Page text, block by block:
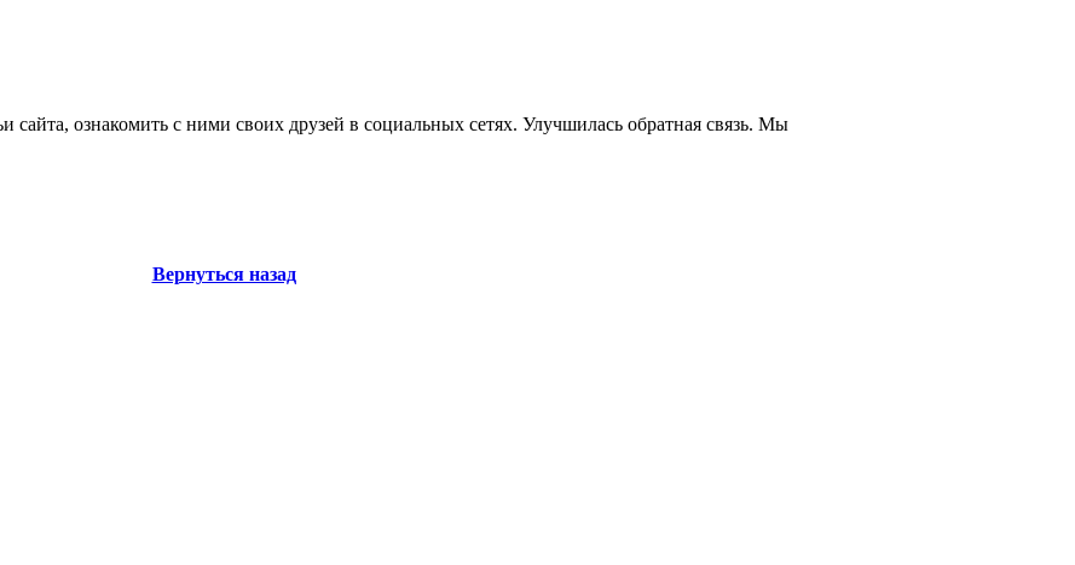
сайта, ознакомить с ними своих друзей в социальных сетях. Улучшилась обратная связь. Мы
Вернуться назад